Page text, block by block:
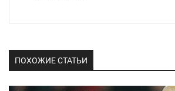
ПОХОЖИЕ СТАТЬИ